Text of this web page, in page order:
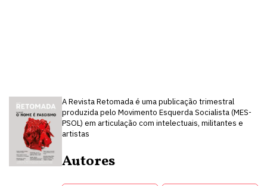
A Revista Retomada é uma publicação trimestral
produzida pelo Movimento Esquerda Socialista (MES-
PSOL) em articulação com intelectuais, militantes e
artistas
Autores